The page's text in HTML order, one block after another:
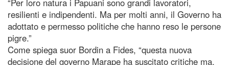
“Per loro natura i Papuani sono grandi lavoratori,
resilienti e indipendenti. Ma per molti anni, il Governo ha
adottato e permesso politiche che hanno reso le persone
pigre.”
Come spiega suor Bordin a Fides, “questa nuova
decisione del governo Marape ha suscitato critiche ma,